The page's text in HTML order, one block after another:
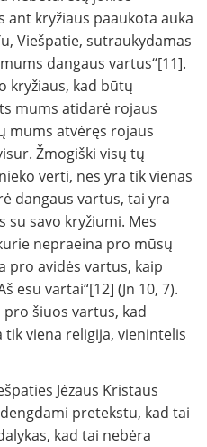
ant kryžiaus paaukota auka
Viešpatie, sutraukydamas
dangaus vartus“[11].
kryžiaus, kad būtų
mums atidarė rojaus
mums atvėręs rojaus
Žmogiški visų tų
verti, nes yra tik vienas
dangaus vartus, tai yra
su savo kryžiumi. Mes
nepraeina pro mūsų
pro avidės vartus, kaip
esu vartai“[12] (Jn 10, 7).
šiuos vartus, kad
viena religija, vienintelis
Jėzaus Kristaus
pretekstu, kad tai
kad tai nebėra